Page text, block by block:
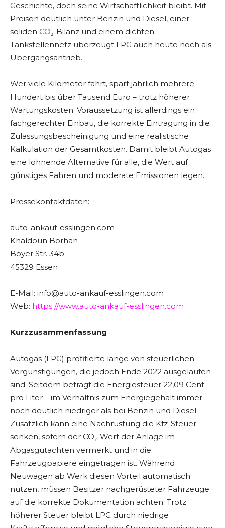
Geschichte, doch seine Wirtschaftlichkeit bleibt. Mit
Preisen deutlich unter Benzin und Diesel, einer
soliden CO₂-Bilanz und einem dichten
Tankstellennetz überzeugt LPG auch heute noch als
Übergangsantrieb.
Wer viele Kilometer fährt, spart jährlich mehrere
Hundert bis über Tausend Euro – trotz höherer
Wartungskosten. Voraussetzung ist allerdings ein
fachgerechter Einbau, die korrekte Eintragung in die
Zulassungsbescheinigung und eine realistische
Kalkulation der Gesamtkosten. Damit bleibt Autogas
eine lohnende Alternative für alle, die Wert auf
günstiges Fahren und moderate Emissionen legen.
Pressekontaktdaten:
auto-ankauf-esslingen.com
Khaldoun Borhan
Boyer Str. 34b
45329 Essen
E-Mail: info@auto-ankauf-esslingen.com
Web: https://www.auto-ankauf-esslingen.com
Kurzzusammenfassung
Autogas (LPG) profitierte lange von steuerlichen
Vergünstigungen, die jedoch Ende 2022 ausgelaufen
sind. Seitdem beträgt die Energiesteuer 22,09 Cent
pro Liter – im Verhältnis zum Energiegehalt immer
noch deutlich niedriger als bei Benzin und Diesel.
Zusätzlich kann eine Nachrüstung die Kfz-Steuer
senken, sofern der CO₂-Wert der Anlage im
Abgasgutachten vermerkt und in die
Fahrzeugpapiere eingetragen ist. Während
Neuwagen ab Werk diesen Vorteil automatisch
nutzen, müssen Besitzer nachgerüsteter Fahrzeuge
auf die korrekte Dokumentation achten. Trotz
höherer Steuer bleibt LPG durch niedrige